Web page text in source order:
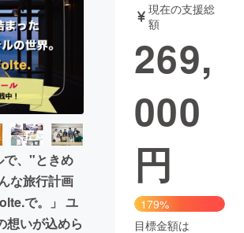
ジー・ガジェット
画 書籍・雑誌
・起業 チャレンジ
り・地域活性化
for Social Good
CAMPFIRE Creation
ふるさと納税machi-ya コミュニティ
で、"ときめ
な旅行計画
で。」 ユ
想いが込めら
現在の支援総
額
269,
000
円
179%
目標金額は